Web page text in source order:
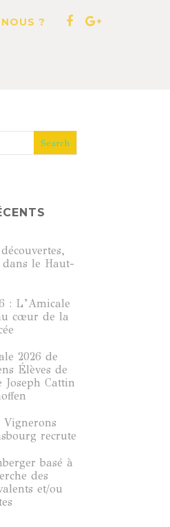
?
le Haut-
: L’Amicale
cœur de la
2026 de
Élèves de
Joseph Cattin
recrute
basé à
des
et/ou